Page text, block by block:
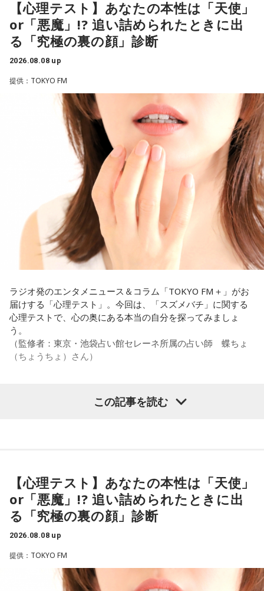
（左から）福田正博さん、藤木直人、高見侑里
番組名：SPORTS BEAT supported by TOYOTA
放送日時：毎週土曜 10:00～10:50
パーソナリティ：藤木直人、高見侑里
番組Webサイト：https://www.tfm.co.jp/beat/
@SPORTSBEAT_TFM
ル音声も配信中！
とがあると切り出し、「賞レースで結果を残していないコン
ビ、（芸歴18年目の）ぐりんぴーすがよく愚痴をこぼしてい
るのは、最近の後輩は挨拶をしてくれないんだって（笑）」
と暴露します。
有吉自身は、今では後輩から挨拶されないことがまったくな
いため分からないと前置きしつつ、「ぐりんぴーすがそう言
っていたから……その辺はどう？ 風紀が乱れているかどうか」
と質問します。
これに対して、カミムラは「ぐりんぴーすさんが言っている
のは、1～2年目の芸人の子たちだと思うんですけど……たぶ
ん、その子たちは本当に挨拶していないと思います」と苦笑
い。有吉が「なんでなの？」と尋ねると、カミムラは「こん
なことを言うのもあれですけど、（ぐりんぴーすさんが）ど
ういう先輩か分かっていないんだと思います」と正直に語り
ます。
それを受け、有吉は「でもさ、この世界に入ったら俺だって
（若手の頃は）誰か分からない人にも一応挨拶するじゃな
い？ 何があるか分からないからさ」と持論を語ります。その
間は時代的に増えていますね」とリアルな実情を明かしま
す。
また、有吉は「吉本（興業）は縦がちゃんとしているじゃ
ん。それは養成所でもそういう教えがあるんだろうし、先輩
からも受け継がれるからだと思うんだよね」と他事務所と比
番組Webサイト： https://jfn-pods.com/program/27400
音声コンテンツプラットフォーム「JFN Pods」ではスペシャ
ル音声も配信中！
【心理テスト】あなたの本性は「天使」
or「悪魔」!? 追い詰められたときに出
る「究極の裏の顔」診断
2026.08.08 up
提供：TOKYO FM
ラジオ発のエンタメニュース＆コラム「TOKYO FM＋」がお
届けする「心理テスト」。今回は、「スズメバチ」に関する
心理テストで、心の奥にある本当の自分を探ってみましょ
う。
（監修者：東京・池袋占い館セレーネ所属の占い師 蝶ちょ
（ちょうちょ）さん）
ました。
それは何でしたか？次の中から近いものを1つ選んでくださ
い。
1． 鳩のぬいぐるみ
2． パスポートなどの身分証
4． 懐中電灯
この記事を読む
【心理テスト】あなたの本性は「天使」
or「悪魔」!? 追い詰められたときに出
る「究極の裏の顔」診断
2026.08.08 up
提供：TOKYO FM